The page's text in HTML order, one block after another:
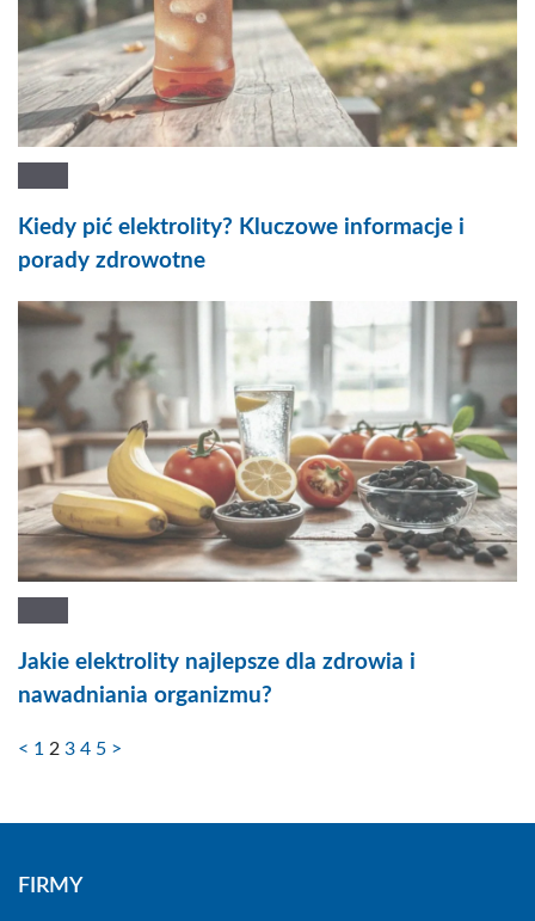
Kiedy pić elektrolity? Kluczowe informacje i
porady zdrowotne
Jakie elektrolity najlepsze dla zdrowia i
nawadniania organizmu?
< 1 2 3 4 5 >
FIRMY